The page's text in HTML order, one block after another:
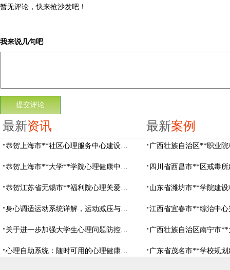
暂无评论，快来抢沙发吧！
我来说几句吧
最新资讯
恭贺上海市**社区心理服务中心建设项目由阳光心健代理商中标
恭贺上海市**大学**学院心理健康中心建设项目由阳光心健代理商中标
恭贺江苏省无锡市**福利院心理关爱中心建设项目由阳光心健代理商中标
身心调适运动系统详解，运动减压与心理调适全指南
关于进一步加强大学生心理问题防控，防控大学生心理危机
心理自助系统：随时可用的心理健康自助服务平台
最新案例